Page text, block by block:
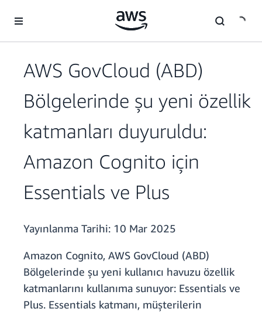
AWS GovCloud (ABD)
Bölgelerinde şu yeni özellik
katmanları duyuruldu:
Amazon Cognito için
Essentials ve Plus
Yayınlanma Tarihi: 10 Mar 2025
Amazon Cognito, AWS GovCloud (ABD)
Bölgelerinde şu yeni kullanıcı havuzu özellik
katmanlarını kullanıma sunuyor: Essentials ve
Plus. Essentials katmanı, müşterilerin